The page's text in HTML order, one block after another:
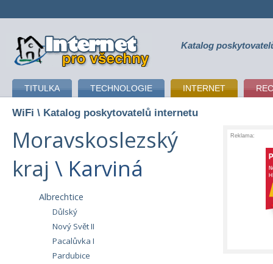
připojení k internetu Katalog
TITULKA TECHNOLOGIE INTERNET
WiFi \ Katalog poskytovatelů internetu
Reklama:
Moravskoslezský
kraj \ Karviná
Albrechtice
Důlský
Nový Svět II
Pacalůvka I
Pardubice